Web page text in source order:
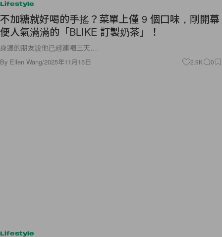
Lifestyle
不加糖就好喝的手搖？菜單上僅 9 個口味，剛開幕
便人氣滿滿的「BLIKE 訂製奶茶」！
身邊的朋友說他已經連喝三天…
By Ellen Wang/2025年11月15日 2.9K 0
Lifestyle